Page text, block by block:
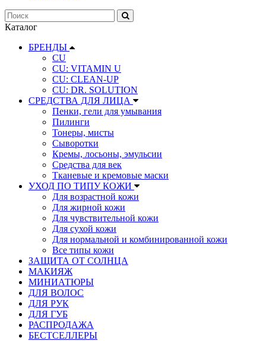
Каталог
БРЕНДЫ
CU
CU: VITAMIN U
CU: СLEAN-UP
CU: DR. SOLUTION
СРЕДСТВА ДЛЯ ЛИЦА
Пенки, гели для умывания
Пилинги
Тонеры, мисты
Сыворотки
Кремы, лосьоны, эмульсии
Средства для век
Тканевые и кремовые маски
УХОД ПО ТИПУ КОЖИ
Для возрастной кожи
Для жирной кожи
Для чувствительной кожи
Для сухой кожи
Для нормальной и комбинированной кожи
Все типы кожи
ЗАЩИТА ОТ СОЛНЦА
МАКИЯЖ
МИНИАТЮРЫ
ДЛЯ ВОЛОС
ДЛЯ РУК
ДЛЯ ГУБ
РАСПРОДАЖА
БЕСТСЕЛЛЕРЫ